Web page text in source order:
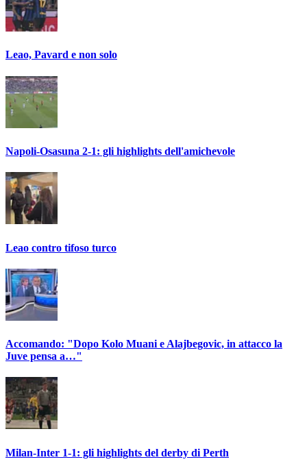
Leao, Pavard e non solo
Napoli-Osasuna 2-1: gli highlights dell'amichevole
Leao contro tifoso turco
Accomando: "Dopo Kolo Muani e Alajbegovic, in attacco la
Juve pensa a…"
Milan-Inter 1-1: gli highlights del derby di Perth